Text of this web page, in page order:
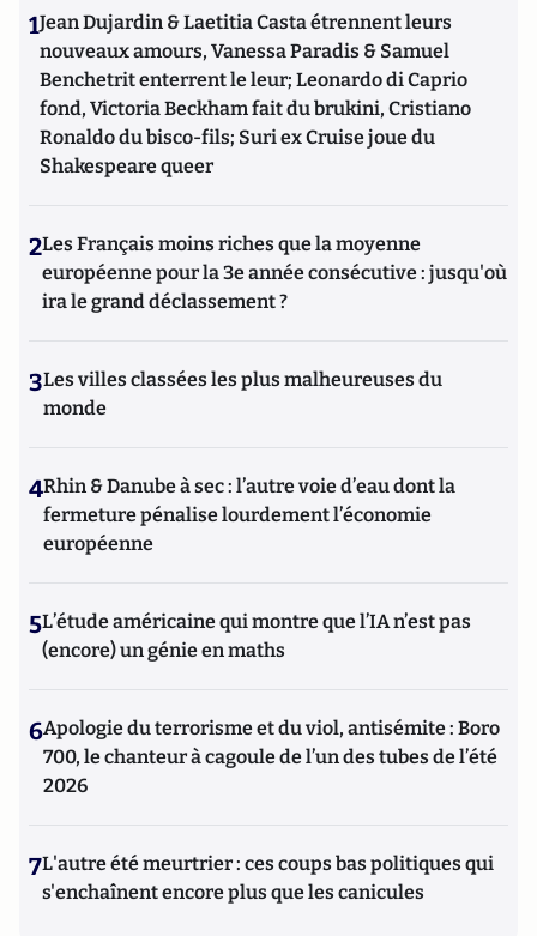
1Jean Dujardin & Laetitia Casta étrennent leurs
nouveaux amours, Vanessa Paradis & Samuel
Benchetrit enterrent le leur; Leonardo di Caprio
fond, Victoria Beckham fait du brukini, Cristiano
Ronaldo du bisco-fils; Suri ex Cruise joue du
Shakespeare queer
2Les Français moins riches que la moyenne
européenne pour la 3e année consécutive : jusqu'où
ira le grand déclassement ?
3Les villes classées les plus malheureuses du
monde
4Rhin & Danube à sec : l’autre voie d’eau dont la
fermeture pénalise lourdement l’économie
européenne
5L’étude américaine qui montre que l’IA n’est pas
(encore) un génie en maths
6Apologie du terrorisme et du viol, antisémite : Boro
700, le chanteur à cagoule de l’un des tubes de l’été
2026
7L'autre été meurtrier : ces coups bas politiques qui
s'enchaînent encore plus que les canicules